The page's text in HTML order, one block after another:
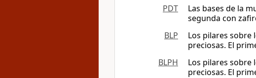
PDT
Las bases de la
segunda con
BLP
Los pilares sobre
preciosas. El
BLPH
Los pilares sobre
preciosas. El